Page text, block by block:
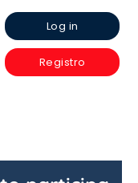
Log in
Registro